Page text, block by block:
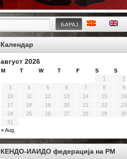
БАРАЈ
Календар
август 2026
M T W T F S S
« Aug
1
2
3
4 5 6 7 8
9
10
11 12 13 14 15
16
17
18 19 20 21 22
23
24
25 26 27 28 29
30
31
КЕНДО-ИАИДО федерација на РМ